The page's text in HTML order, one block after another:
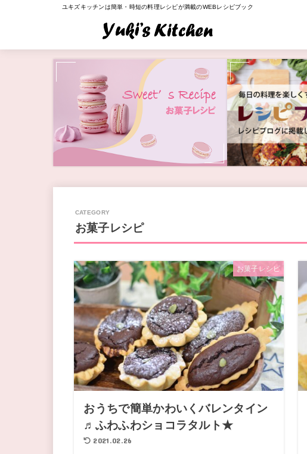
ユキズキッチンは簡単・時短の料理レシピが満載のWEBレシピブック
お菓子レシピ
お菓子レシピ
おうちで簡単かわいくバレンタイン
♬ふわふわショコラタルト★
2021.02.26